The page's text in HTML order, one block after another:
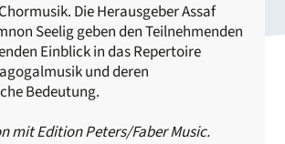
Die Herausgeber Assaf
Seelig geben den Teilnehmenden
Einblick in das Repertoire
und deren
Bedeutung.
mit Edition Peters/Faber Music.